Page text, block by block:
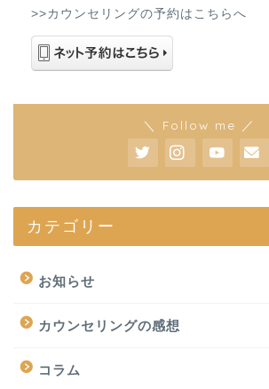
>>カウンセリングの予約はこちらへ
＼ Follow me ／
カテゴリー
お知らせ
カウンセリングの感想
コラム